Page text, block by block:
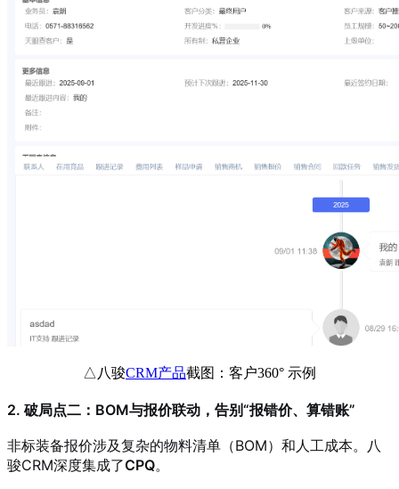
△八骏CRM产品截图：客户360° 示例
2. 破局点二：BOM与报价联动，告别“报错价、算错账”
非标装备报价涉及复杂的物料清单（BOM）和人工成本。八
骏CRM深度集成了CPQ。